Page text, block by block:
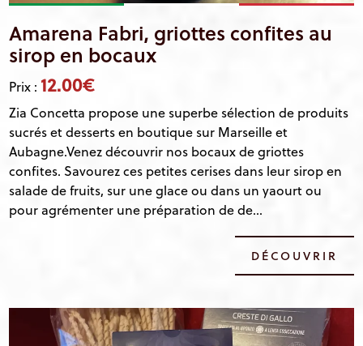
Amarena Fabri, griottes confites au
sirop en bocaux
Prix : 12.00€
Zia Concetta propose une superbe sélection de produits
sucrés et desserts en boutique sur Marseille et
Aubagne.Venez découvrir nos bocaux de griottes
confites. Savourez ces petites cerises dans leur sirop en
salade de fruits, sur une glace ou dans un yaourt ou
pour agrémenter une préparation de de...
DÉCOUVRIR